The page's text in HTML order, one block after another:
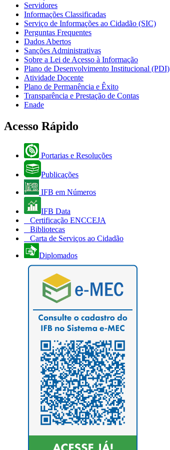
Servidores
Informações Classificadas
Serviço de Informações ao Cidadão (SIC)
Perguntas Frequentes
Dados Abertos
Sanções Administrativas
Sobre a Lei de Acesso à Informação
Plano de Desenvolvimento Institucional (PDI)
Atividade Docente
Plano de Permanência e Êxito
Transparência e Prestação de Contas
Enade
Acesso Rápido
Portarias e Resoluções
Publicações
IFB em Números
IFB Data
Certificação ENCCEJA
Bibliotecas
Carta de Serviços ao Cidadão
Diplomados